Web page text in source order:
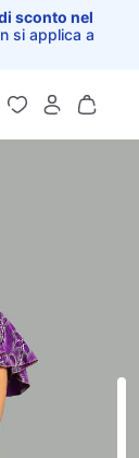
sconto nel
si applica a